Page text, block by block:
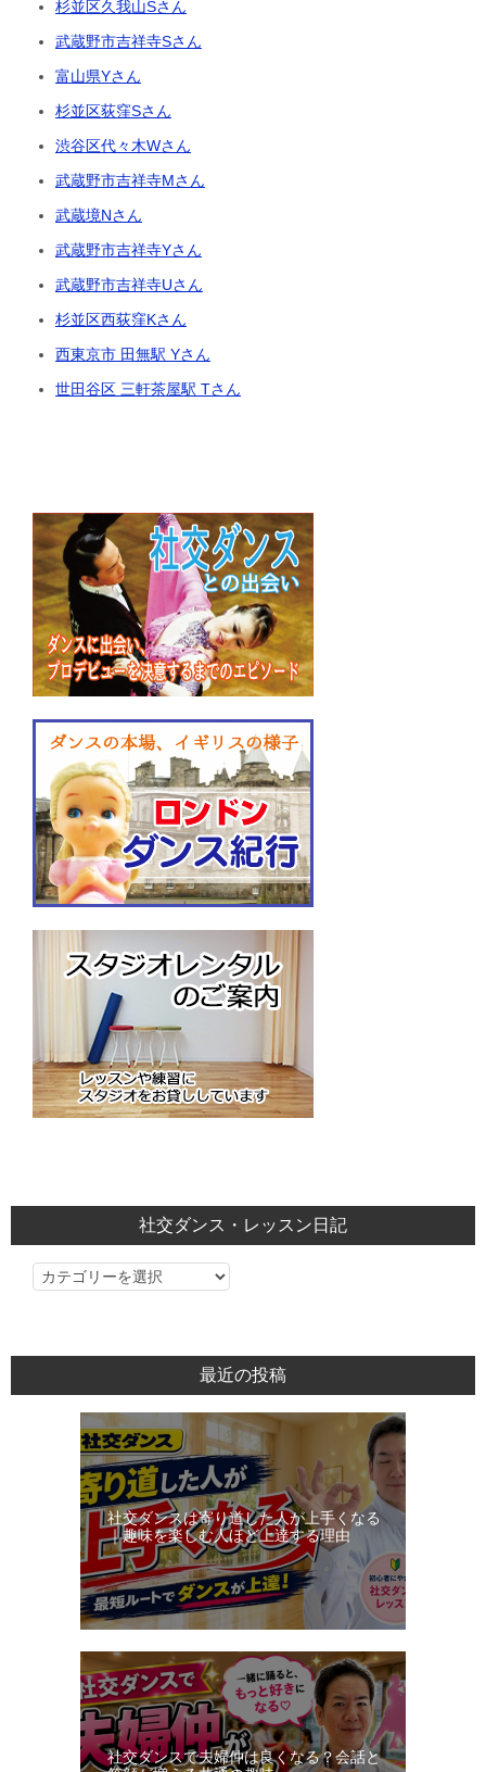
杉並区久我山Sさん
武蔵野市吉祥寺Sさん
富山県Yさん
杉並区荻窪Sさん
渋谷区代々木Wさん
武蔵野市吉祥寺Mさん
武蔵境Nさん
武蔵野市吉祥寺Yさん
武蔵野市吉祥寺Uさん
杉並区西荻窪Kさん
西東京市 田無駅 Yさん
世田谷区 三軒茶屋駅 Tさん
社交ダンス・レッスン日記
社
ン
最近の投稿
社交ダンスは寄り道した人が上手くなる
｜趣味を楽しむ人ほど上達する理由
社交ダンスで夫婦仲は良くなる？会話と